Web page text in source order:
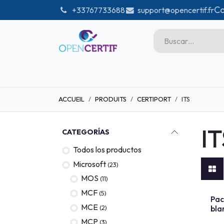
+33767733688 support@opencertif.fr
Microsoft
ACCUEIL PRODUITS CERTIPORT ITS
CATEGORÍAS
Todos los productos
Microsoft (23)
MOS (11)
MCF (5)
MCE (2)
MCP (3)